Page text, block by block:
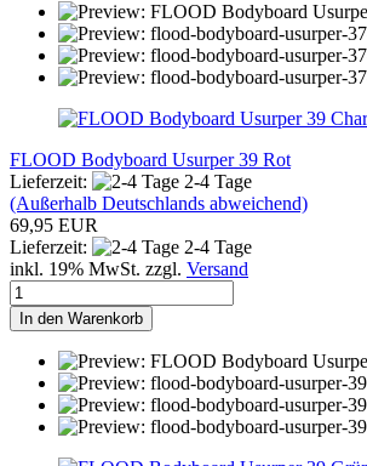
FLOOD Bodyboard Usurper 39 Rot
Lieferzeit:
2-4 Tage
(Außerhalb Deutschlands abweichend)
69,95 EUR
Lieferzeit:
2-4 Tage
inkl. 19% MwSt. zzgl. Versand
In den Warenkorb